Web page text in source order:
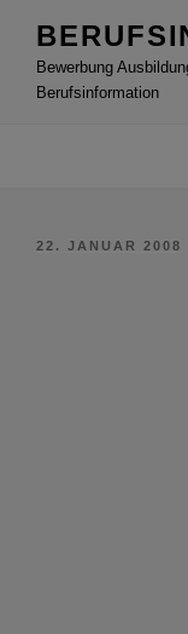
Inhalt
springenBewerbung
Berufsinformation
VERÖFFENTLICHT
22. JANUAR 2008